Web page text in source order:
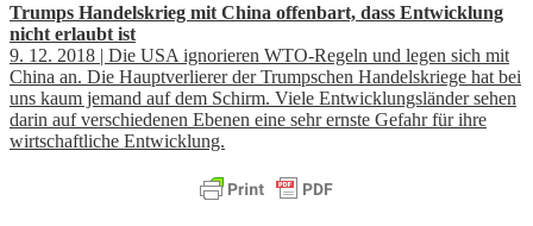
Trumps Handelskrieg mit China offenbart, dass Entwicklung
nicht erlaubt ist
9. 12. 2018 | Die USA ignorieren WTO-Regeln und legen sich mit
China an. Die Hauptverlierer der Trumpschen Handelskriege hat bei
uns kaum jemand auf dem Schirm. Viele Entwicklungsländer sehen
darin auf verschiedenen Ebenen eine sehr ernste Gefahr für ihre
wirtschaftliche Entwicklung.